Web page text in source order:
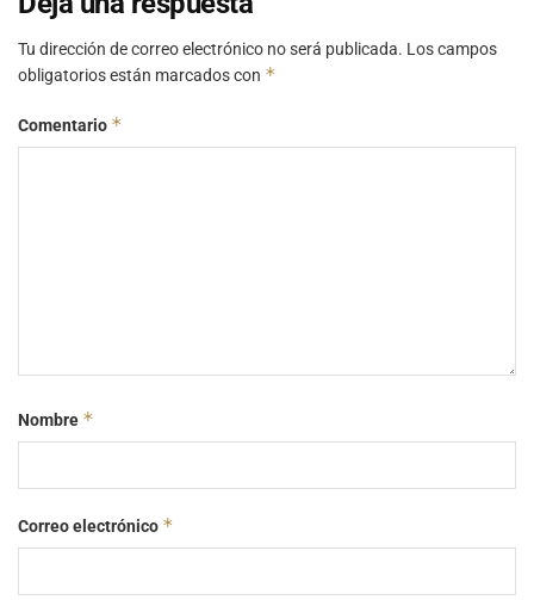
Tu dirección de correo electrónico no será publicada. Los campos
obligatorios están marcados con *
Comentario *
Nombre *
Correo electrónico *